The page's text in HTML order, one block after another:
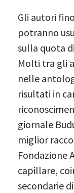
Gli autori
potranno
sulla quota
Molti tra gli
nelle
risultati in
giornale
miglior
Fondazione
capillare,
secondarie